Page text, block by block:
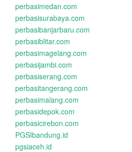
perbasimedan.com
perbasisurabaya.com
perbasibanjarbaru.com
perbasiblitar.com
perbasimagelang.com
perbasijambi.com
perbasiserang.com
perbasitangerang.com
perbasimalang.com
perbasidepok.com
perbasicirebon.com
PGSIbandung.id
pgsiaceh.id